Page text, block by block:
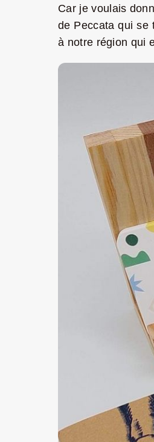
Car je voulais
de Peccata qui se
à notre région qui